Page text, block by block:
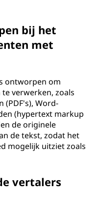
bij het
met
ontworpen om
verwerken, zoals
Word-
(hypertext markup
de originele
de tekst, zodat het
mogelijk uitziet zoals
vertalers